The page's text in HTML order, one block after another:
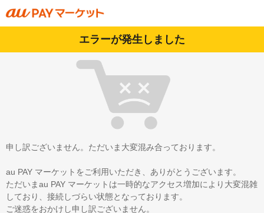
エラーが発生しました
申し訳ございません。ただいま大変混み合っております。
au PAY マーケットをご利用いただき、ありがとうございます。
ただいまau PAY マーケットは一時的なアクセス増加により大変混雑
しており、接続しづらい状態となっております。
ご迷惑をおかけし申し訳ございません。